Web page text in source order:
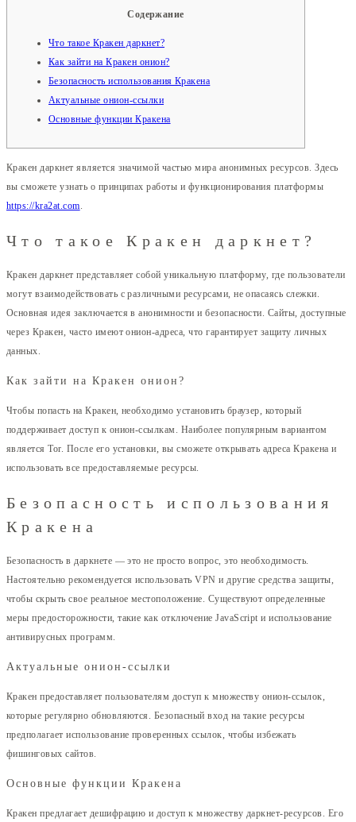
Содержание
Что такое Кракен даркнет?
Как зайти на Кракен онион?
Безопасность использования Кракена
Актуальные онион-ссылки
Основные функции Кракена
Кракен даркнет является значимой частью мира анонимных ресурсов. Здесь
вы сможете узнать о принципах работы и функционирования платформы
https://kra2at.com.
Что такое Кракен даркнет?
Кракен даркнет представляет собой уникальную платформу, где пользователи
могут взаимодействовать с различными ресурсами, не опасаясь слежки.
Основная идея заключается в анонимности и безопасности. Сайты, доступные
через Кракен, часто имеют онион-адреса, что гарантирует защиту личных
данных.
Как зайти на Кракен онион?
Чтобы попасть на Кракен, необходимо установить браузер, который
поддерживает доступ к онион-ссылкам. Наиболее популярным вариантом
является Tor. После его установки, вы сможете открывать адреса Кракена и
использовать все предоставляемые ресурсы.
Безопасность использования
Кракена
Безопасность в даркнете — это не просто вопрос, это необходимость.
Настоятельно рекомендуется использовать VPN и другие средства защиты,
чтобы скрыть свое реальное местоположение. Существуют определенные
меры предосторожности, такие как отключение JavaScript и использование
антивирусных программ.
Актуальные онион-ссылки
Кракен предоставляет пользователям доступ к множеству онион-ссылок,
которые регулярно обновляются. Безопасный вход на такие ресурсы
предполагает использование проверенных ссылок, чтобы избежать
фишинговых сайтов.
Основные функции Кракена
Кракен предлагает дешифрацию и доступ к множеству даркнет-ресурсов. Его